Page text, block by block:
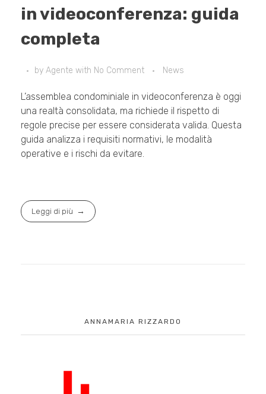
in videoconferenza: guida
completa
by Agente with No Comment News
L’assemblea condominiale in videoconferenza è oggi
una realtà consolidata, ma richiede il rispetto di
regole precise per essere considerata valida. Questa
guida analizza i requisiti normativi, le modalità
operative e i rischi da evitare.
Leggi di più
ANNAMARIA RIZZARDO